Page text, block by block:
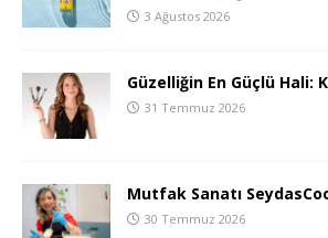
3 Ağustos 2026
Güzelliğin En Güçlü Hali:
31 Temmuz 2026
Mutfak Sanatı
30 Temmuz 2026